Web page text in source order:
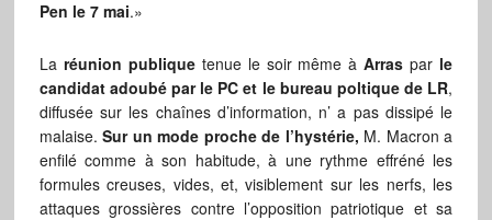
Pen le 7 mai.»
Laréunion publiquetenue le soir même à Arras par le
candidat adoubé par le PC et le bureau poltique de LR,
diffusée sur les chaînes d’information, n’ a pas dissipé le
malaise.Sur un mode proche de l’hystérie, M. Macron a
enfilé comme à son habitude, à une rythme effréné les
formules creuses, vides, et, visiblement sur les nerfs, les
attaques grossières contre l’opposition patriotique et sa